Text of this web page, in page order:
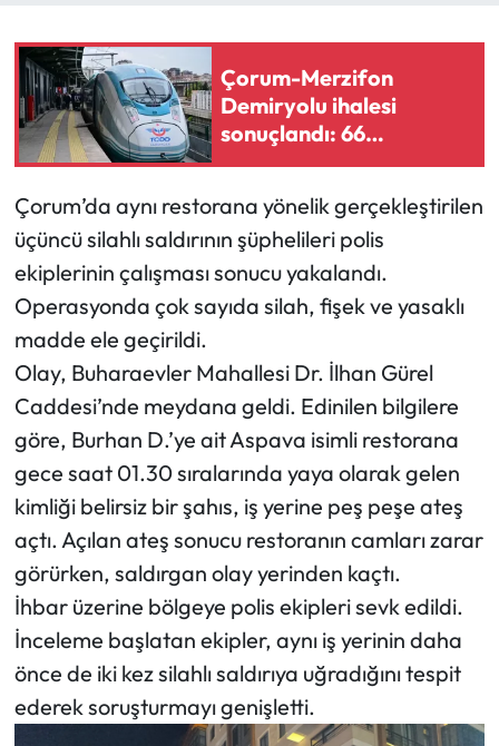
Çorum-Merzifon
Demiryolu ihalesi
sonuçlandı: 66
kilometrelik hat için
Çorum’da aynı restorana yönelik gerçekleştirilen
üçüncü silahlı saldırının şüphelileri polis
ekiplerinin çalışması sonucu yakalandı.
Operasyonda çok sayıda silah, fişek ve yasaklı
madde ele geçirildi.
Olay, Buharaevler Mahallesi Dr. İlhan Gürel
Caddesi’nde meydana geldi. Edinilen bilgilere
göre, Burhan D.’ye ait Aspava isimli restorana
gece saat 01.30 sıralarında yaya olarak gelen
kimliği belirsiz bir şahıs, iş yerine peş peşe ateş
açtı. Açılan ateş sonucu restoranın camları zarar
görürken, saldırgan olay yerinden kaçtı.
İhbar üzerine bölgeye polis ekipleri sevk edildi.
İnceleme başlatan ekipler, aynı iş yerinin daha
önce de iki kez silahlı saldırıya uğradığını tespit
ederek soruşturmayı genişletti.
Mecitözü Haberleri
Oğuzlar Haberleri
Ortaköy Haberleri
Osmancık Haberleri
Otomotiv
Resmi İlan
Resmi Reklam
Sağlık
Siyaset
Spor
Sungurlu Haberleri
Turizm
Uğurludağ Haberleri